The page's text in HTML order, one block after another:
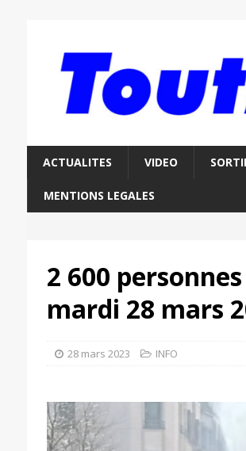
ACTUALITES VIDEO
MENTIONS LEGALES
2 600
mardi 28 mars
28 mars 2023 INFO